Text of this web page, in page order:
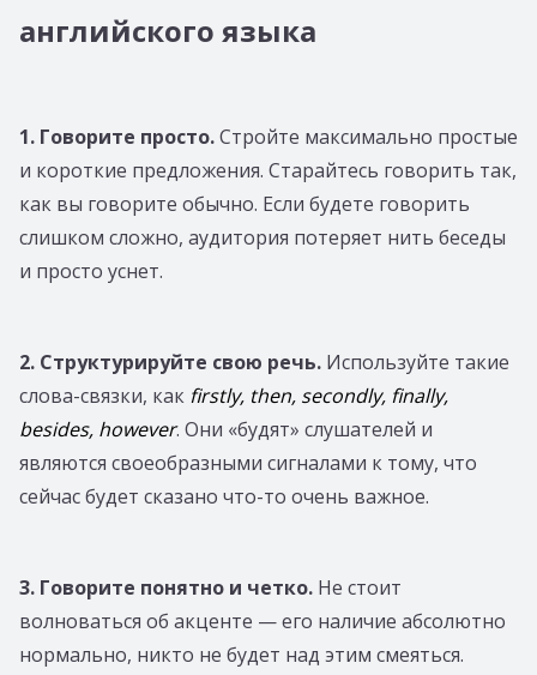
английского языка
1. Говорите просто.Стройте максимально простые
и короткие предложения. Старайтесь говорить так,
как вы говорите обычно. Если будете говорить
слишком сложно, аудитория потеряет нить беседы
и просто уснет.
2. Структурируйте свою речь. Используйте такие
слова-связки, как firstly, then, secondly, finally,
besides, however. Они «будят» слушателей и
являются своеобразными сигналами к тому, что
сейчас будет сказано что-то очень важное.
3. Говорите понятно и четко. Не стоит
волноваться об акценте — его наличие абсолютно
нормально, никто не будет над этим смеяться.